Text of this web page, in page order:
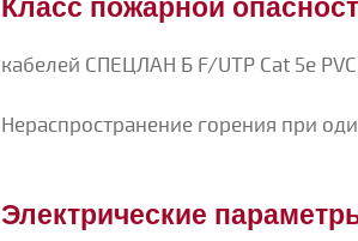
Класс пожарной
кабелей СПЕЦЛАН Б F/UTP Cat 5е
Нераспространение горения при
Электрические